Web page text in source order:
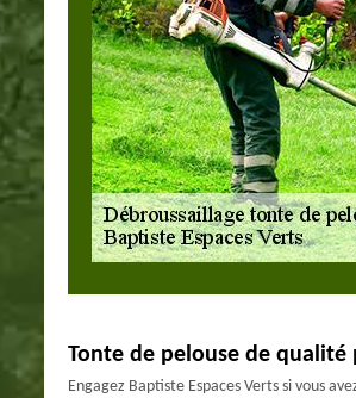
Tonte de pelouse de qualité
Engagez Baptiste Espaces Verts si vous